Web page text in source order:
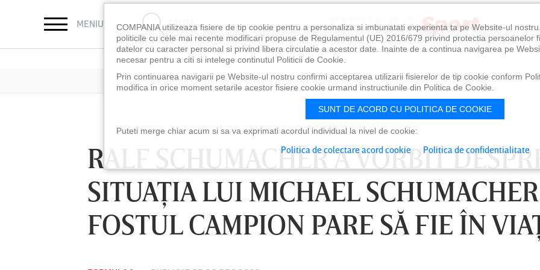
MENIU CAUTĂ
RALF SCHUMACHER A VORBIT DESPRE
SITUAŢIA LUI MICHAEL
FOSTUL CAMPION PARE SĂ FIE ÎN
COMPANIA utilizeaza fisiere de tip cookie pentru a personaliza si imbunatati experienta ta pe Website-ul
politicile cu cele mai recente modificari propuse de Regulamentul (UE) 2016/679 privind protectia persoanelor
datelor cu caracter personal si privind libera circulatie a acestor date. Inainte de a continua navigarea pe
necesar pentru a citi si intelege continutul Politicii de Cookie.
Prin continuarea navigarii pe Website-ul nostru confirmi acceptarea utilizarii fisierelor de tip cookie conform
modifica in orice moment setarile acestor fisiere cookie urmand instructiunile din Politica de Cookie.
SUNT DE ACORD CU POLITICA DE COOKIE
Puteti merge chiar acum si sa va exprimati acordul individual la nivel de cookie:
Politica de colectare acord cookie Politica de confidentialitate